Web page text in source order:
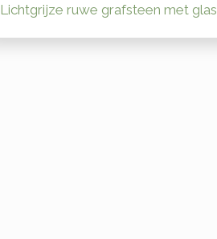
Lichtgrijze ruwe grafsteen met glas